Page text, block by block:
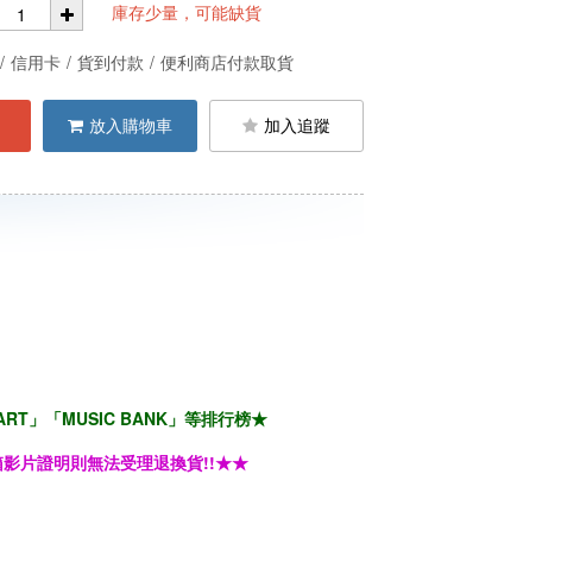
庫存少量，可能缺貨
/ 信用卡 / 貨到付款 / 便利商店付款取貨
放入購物車 加入追蹤
」「MUSIC BANK」等排行榜★
影片證明則無法受理退換貨!!★★